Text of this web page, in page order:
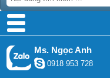
Ms. Ngọc Anh
0918 953 728